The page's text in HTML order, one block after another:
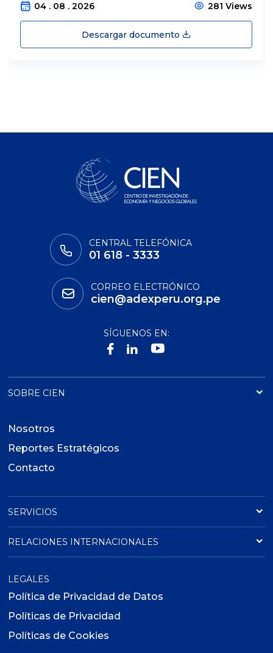
04 . 08 . 2026 281 Views
Descargar documento
CENTRAL TELEFÓNICA
01 618 - 3333
CORREO ELECTRÓNICO
cien@adexperu.org.pe
SÍGUENOS EN:
SOBRE CIEN
Nosotros
Reportes Estratégicos
Contacto
SERVICIOS
RELACIONES INTERNACIONALES
LEGALES
Política de Privacidad de Datos
Políticas de Privacidad
Políticas de Cookies